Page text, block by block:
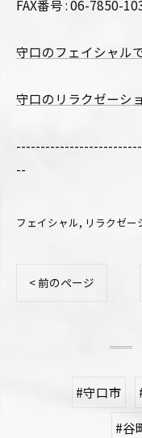
FAX番号 : 06-7850-
守口のフェイシャル
守口のリラクゼーシ
--
フェイシャル リラクゼー
< 前のページ
#守口市
#谷